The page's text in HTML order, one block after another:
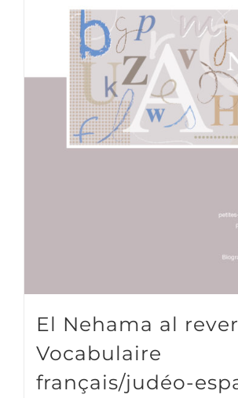
El Nehama al
Vocabulaire
français/judéo-